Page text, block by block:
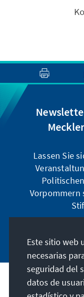
Lassen Sie
Vorpommern
Dirección
Este sitio web
necesarias
seguridad del
datos de